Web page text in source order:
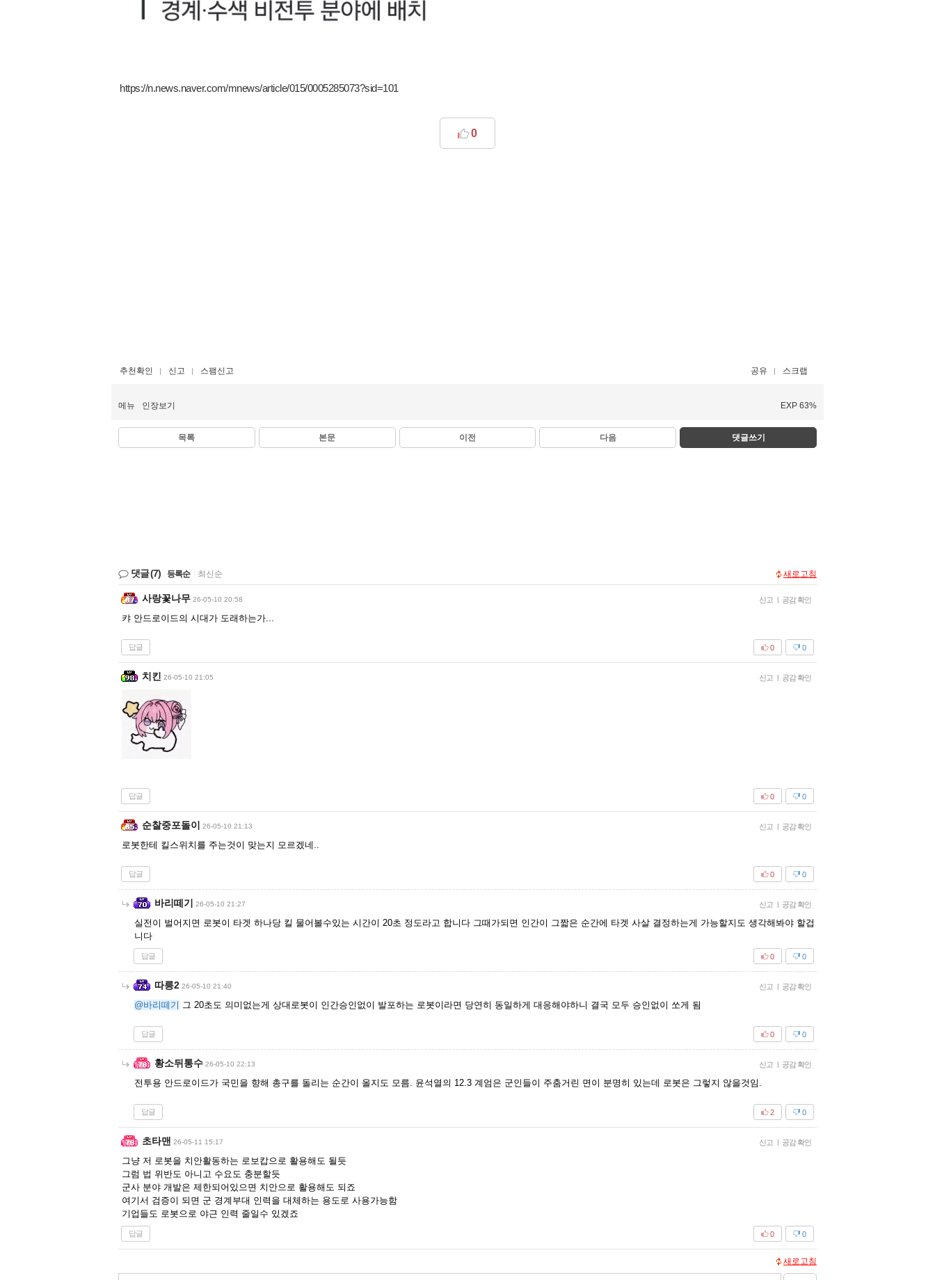
https://n.news.naver.com/mnews/article/015/0005285073?sid=101
0
추천확인 신고 스팸신고 공유 스크랩
메뉴 인장보기 EXP 63%
목록 본문 이전 다음 댓글쓰기
댓글(7) 등록순 최신순 새로고침
사랑꽃나무 26-05-10 20:58 신고 | 공감 확인
캬 안드로이드의 시대가 도래하는가...
답글 0
0
치킨 26-05-10 21:05 신고 | 공감 확인
답글 0
0
순찰중포돌이 26-05-10 21:13 신고 | 공감 확인
로봇한테 킬스위치를 주는것이 맞는지 모르겠네..
답글 0
0
바리떼기 26-05-10 21:27 신고 | 공감 확인
실전이 벌어지면 로봇이 타겟 하나당 킬 물어볼수있는 시간이 20초 정도라고 합니다 그때가되면 인간이 그짧은 순간에 타겟 사살 결정하는게 가능할지도 생각해봐야 할겁
니다
답글 0
0
따릉2 26-05-10 21:40 신고 | 공감 확인
@바리떼기 그 20초도 의미없는게 상대로봇이 인간승인없이 발포하는 로봇이라면 당연히 동일하게 대응해야하니 결국 모두 승인없이 쏘게 됨
답글 0
0
황소뒤통수 26-05-10 22:13 신고 | 공감 확인
전투용 안드로이드가 국민을 향해 총구를 돌리는 순간이 올지도 모름. 윤석열의 12.3 계엄은 군인들이 주춤거린 면이 분명히 있는데 로봇은 그렇지 않을것임.
답글 0
2
초타맨 26-05-11 15:17 신고 | 공감 확인
그냥 저 로봇을 치안활동하는 로보캅으로 활용해도 될듯
그럼 법 위반도 아니고 수요도 충분할듯
군사 분야 개발은 제한되어있으면 치안으로 활용해도 되죠
여기서 검증이 되면 군 경계부대 인력을 대체하는 용도로 사용가능함
기업들도 로봇으로 야근 인력 줄일수 있겠죠
답글 0
0
새로고침